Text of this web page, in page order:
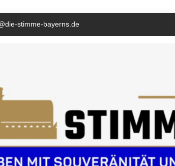
stimme-bayerns.de